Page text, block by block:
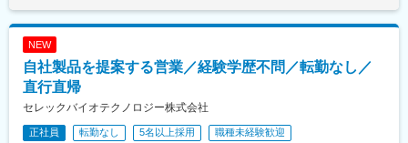
フも多数。特別休暇5日間は好きなタイミングで取得でき、土日も
OK！
■発毛施術業務
目安の金額であり、選考を通じて上下する可能性があります。月
給(月額)は固定手当を含めた表記です。
NEW
自社製品を提案する営業／経験学歴不問／転勤なし／
直行直帰
セレックバイオテクノロジー株式会社
正社員 転勤なし 5名以上採用
職種未経験歓迎